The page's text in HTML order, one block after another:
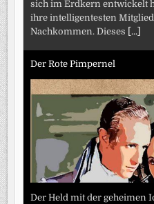
sich im Erdkern entwickelt
ihre intelligentesten
Nachkommen. Dieses [...]
Der Rote Pimpernel
Der Held mit der geheimen